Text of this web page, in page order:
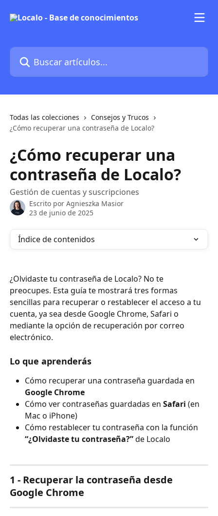
Buscar artículos...
Todas las colecciones
Consejos y Trucos
¿Cómo recuperar una contraseña de Localo?
¿Cómo recuperar una
contraseña de Localo?
Gestión de cuentas y suscripciones
Escrito por Agnieszka Masior
23 de junio de 2025
Índice de contenidos
¿Olvidaste tu contraseña de Localo? No te
preocupes. Esta guía te mostrará tres formas
sencillas para recuperar o restablecer el acceso a tu
cuenta, ya sea desde Google Chrome, Safari o
mediante la opción de recuperación por correo
electrónico.
Lo que aprenderás
Cómo recuperar una contraseña guardada en
Google Chrome
Cómo ver contraseñas guardadas en Safari (en
Mac o iPhone)
Cómo restablecer tu contraseña con la función
“¿Olvidaste tu contraseña?” de Localo
1 - Recuperar la contraseña desde
Google Chrome